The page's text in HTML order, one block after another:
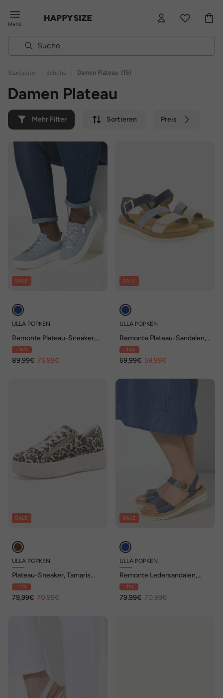
Menü
Startseite | Schuhe | Damen Plateau (15)
Damen Plateau
Mehr Filter Sortieren Preis
SALE
ULLA POPKEN
Remonte Plateau-Sneaker,
Wechselfußbett, Weite G
- 16%
89,99€ 75,99€
SALE
ULLA POPKEN
Remonte Plateau-Sandalen,
vegan, Weite F 1/2
- 14%
69,99€ 59,99€
SALE
ULLA POPKEN
Plateau-Sneaker, Tamaris
Comfort, Zipper,
Komfortweite
- 11%
79,99€ 70,99€
SALE
ULLA POPKEN
Remonte Ledersandalen,
Plateausohle, Weite F 1/2
- 11%
79,99€ 70,99€